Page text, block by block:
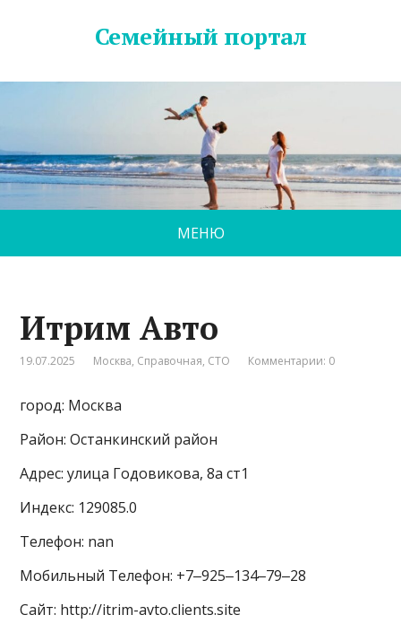
Семейный портал
МЕНЮ
Итрим Авто
19.07.2025 Москва, Справочная, СТО Комментарии: 0
город: Москва
Район: Останкинский район
Адрес: улица Годовикова, 8а ст1
Индекс: 129085.0
Телефон: nan
Мобильный Телефон: +7‒925‒134‒79‒28
Сайт: http://itrim-avto.clients.site